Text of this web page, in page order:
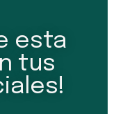
esta
tus